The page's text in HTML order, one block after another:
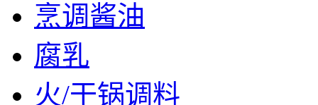
烹调酱油
腐乳
火/干锅调料